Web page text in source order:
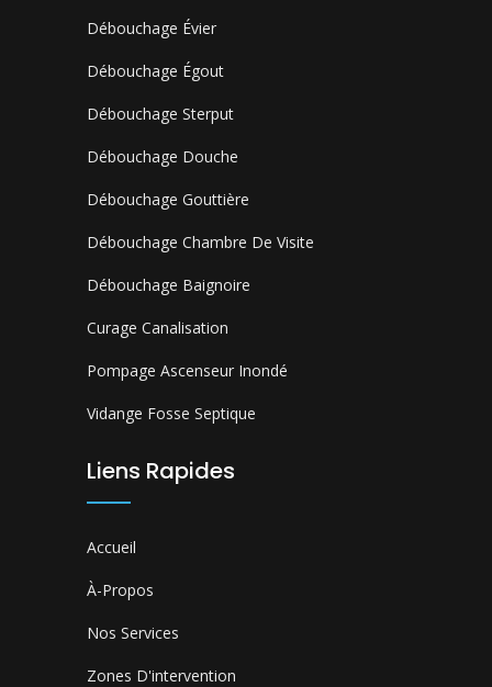
Débouchage Évier
Débouchage Égout
Débouchage Sterput
Débouchage Douche
Débouchage Gouttière
Débouchage Chambre De Visite
Débouchage Baignoire
Curage Canalisation
Pompage Ascenseur Inondé
Vidange Fosse Septique
Liens Rapides
Accueil
À-Propos
Nos Services
Zones D'intervention